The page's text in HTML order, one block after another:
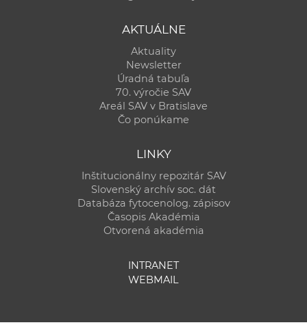
AKTUÁLNE
Aktuality
Newsletter
Úradná tabuľa
70. výročie SAV
Areál SAV v Bratislave
Čo ponúkame
LINKY
Inštitucionálny repozitár SAV
Slovenský archív soc. dát
Databáza fytocenolog. zápisov
Časopis Akadémia
Otvorená akadémia
INTRANET
WEBMAIL